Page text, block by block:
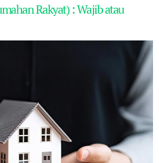
Rakyat) : Wajib atau